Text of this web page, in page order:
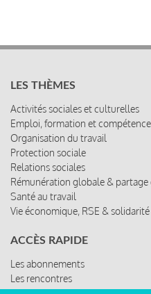
LES THÈMES
Activités sociales et culturelles
Emploi, formation et
Organisation du travail
Protection sociale
Relations sociales
Rémunération globale &
Santé au travail
Vie économique, RSE & solidarité
ACCÈS RAPIDE
Les abonnements
Les rencontres